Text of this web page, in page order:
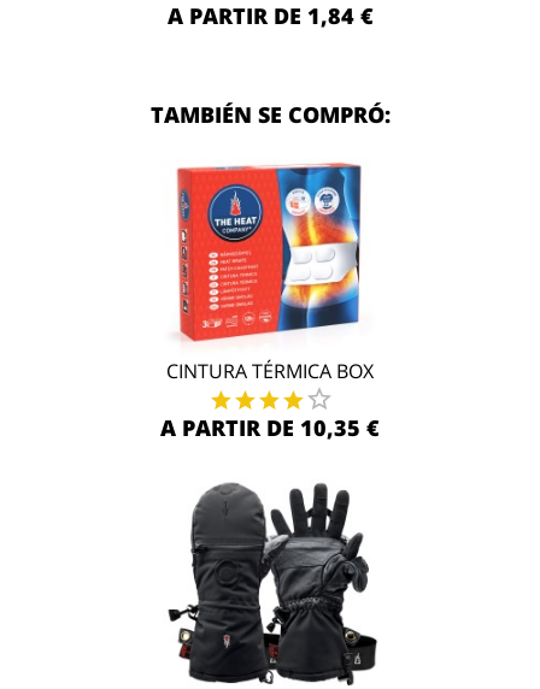
A PARTIR DE 1,84 €
TAMBIÉN SE COMPRÓ:
CINTURA TÉRMICA BOX
A PARTIR DE 10,35 €